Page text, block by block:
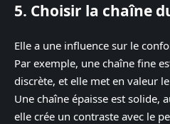
5. Choisir la chaîne
Elle a une influence sur le
Par exemple, une chaîne fine
discrète, et elle met en valeur
Une chaîne épaisse est solide,
elle crée un contraste avec le